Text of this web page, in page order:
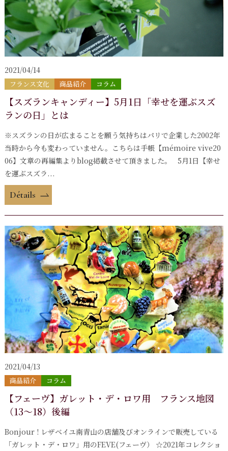
2021/04/14
フランス文化 商品紹介 コラム
【スズランキャンディー】5月1日「幸せを運ぶスズ
ランの日」とは
※スズランの日が広まることを願う気持ちはパリで企業した2002年
当時から今も変わっていません。こちらは手帳【mémoire vive20
06】文章の再編集よりblog掲載させて頂きました。 5月1日【幸せ
を運ぶスズラ...
Détails
2021/04/13
商品紹介 コラム
【フェーヴ】ガレット・デ・ロワ用 フランス地図
（13～18）後編
Bonjour ! レザベイユ南青山の店舗及びオンラインで販売している
「ガレット・デ・ロワ」用のFEVE(フェーヴ） ☆2021年コレクショ